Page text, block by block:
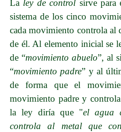
La ley de control sirve para
sistema de los cinco
cada movimiento controla al
de él. Al elemento inicial se
de “movimiento abuelo”, al
“movimiento padre” y al
de forma que el
movimiento padre y
la ley diría que "el agua
controla al metal que